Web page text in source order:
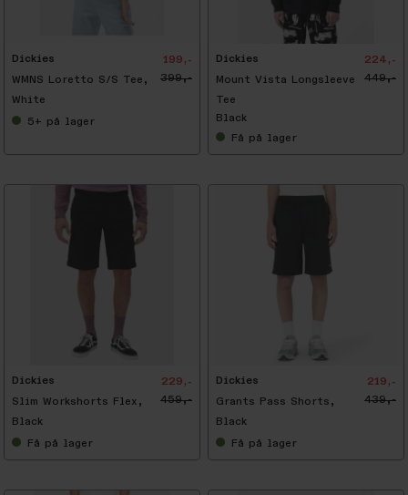
Dickies
WMNS Loretto S/S Tee,
White
199,-
399,-
5+ på lager
Dickies
Mount Vista Longsleeve
Tee
224,-
449,-
Black
Få på lager
Dickies
Slim Workshorts Flex,
Black
229,-
459,-
Få på lager
Dickies
Grants Pass Shorts,
Black
219,-
439,-
Få på lager